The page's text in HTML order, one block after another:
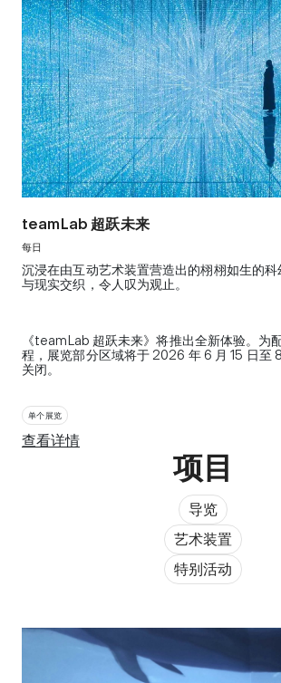
teamLab 超跃未来
每日
沉浸在由互动艺术装置营造出的栩栩如生的
与现实交织，令人叹为观止。
《teamLab 超跃未来》将推出全新体验。为
程，展览部分区域将于 2026 年 6 月 15 日至
关闭。
单个展览
查看详情
项目
导览
艺术装置
特别活动